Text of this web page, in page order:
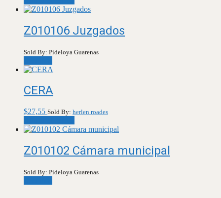
Z010106 Juzgados
Sold By: Pideloya Guarenas
CERA
$27,55 Sold By: herlen roades
Z010102 Cámara municipal
Sold By: Pideloya Guarenas